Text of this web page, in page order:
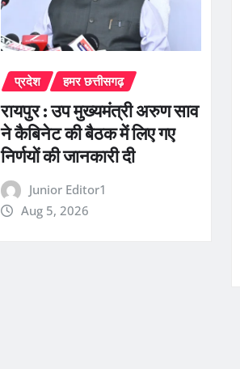
प्रदेश हमर छत्तीसगढ़
रायपुर : उप मुख्यमंत्री अरुण साव
ने कैबिनेट की बैठक में लिए गए
निर्णयों की जानकारी दी
Junior Editor1
Aug 5, 2026